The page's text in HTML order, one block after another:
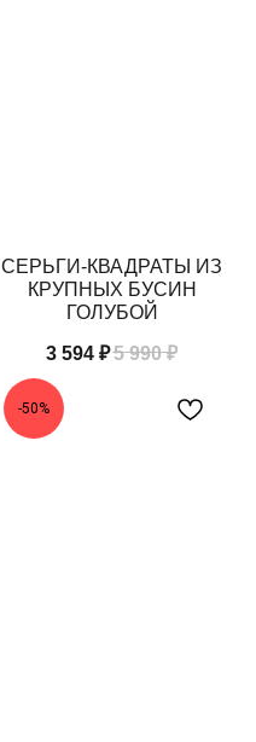
СЕРЬГИ-КВАДРАТЫ ИЗ
КРУПНЫХ БУСИН
ГОЛУБОЙ
3 594 ₽5 990 ₽
-50%